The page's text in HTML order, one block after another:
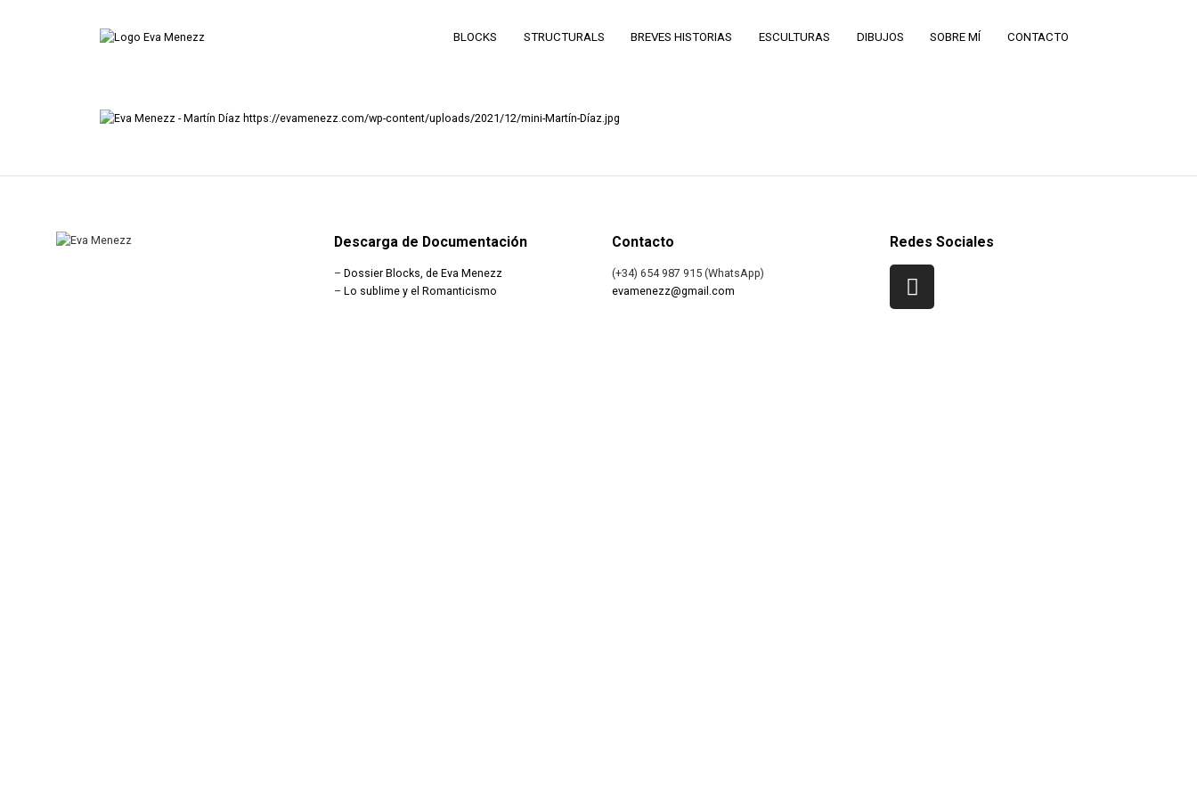
BLOCKS STRUCTURALS BREVES HISTORIAS ESCULTURAS DIBUJOS SOBRE MÍ CONTACTO
https://evamenezz.com/wp-content/uploads/2021/12/mini-Martín-Díaz.jpg
Descarga de Documentación
– Dossier Blocks, de Eva Menezz
– Lo sublime y el Romanticismo
Contacto
(+34) 654 987 915 (WhatsApp)
evamenezz@gmail.com
Redes Sociales